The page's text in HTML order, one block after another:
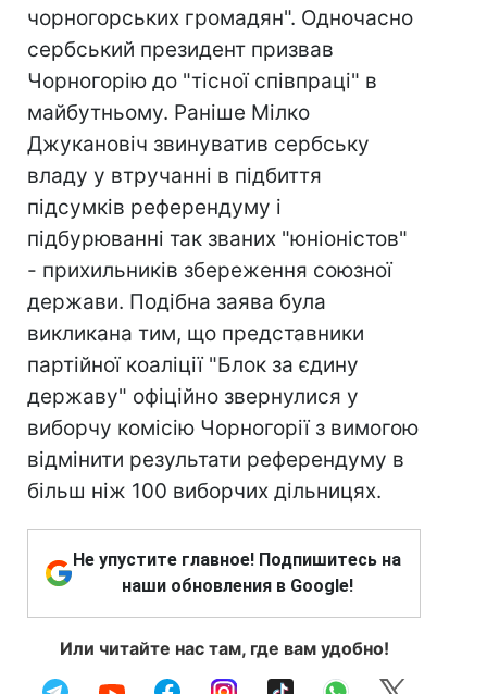
чорногорських громадян". Одночасно
сербський президент призвав
Чорногорію до "тісної співпраці" в
майбутньому. Раніше Мілко
Джукановіч звинуватив сербську
владу у втручанні в підбиття
підсумків референдуму і
підбурюванні так званих "юніоністов"
- прихильників збереження союзної
держави. Подібна заява була
викликана тим, що представники
партійної коаліції "Блок за єдину
державу" офіційно звернулися у
виборчу комісію Чорногорії з вимогою
відмінити результати референдуму в
більш ніж 100 виборчих дільницях.
Не упустите главное! Подпишитесь на
наши обновления в Google!
Или читайте нас там, где вам удобно!